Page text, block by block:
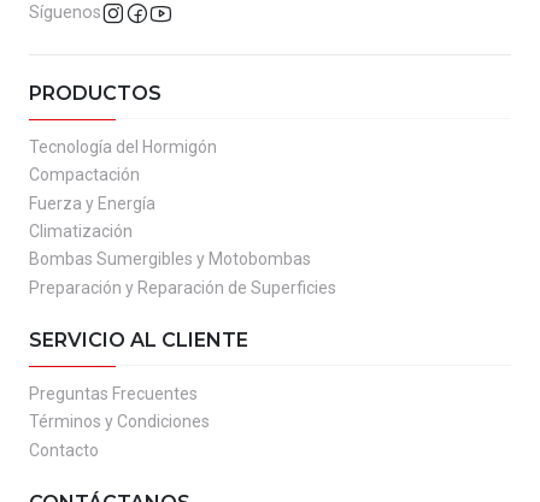
Síguenos
PRODUCTOS
Tecnología del Hormigón
Compactación
Fuerza y Energía
Climatización
Bombas Sumergibles y Motobombas
Preparación y Reparación de Superficies
SERVICIO AL CLIENTE
Preguntas Frecuentes
Términos y Condiciones
Contacto